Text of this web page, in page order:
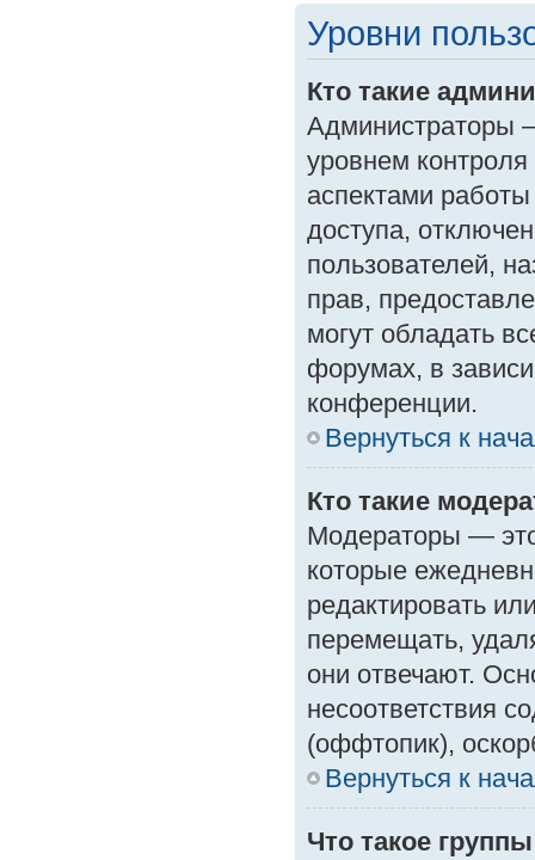
Уровни
Кто такие
Администраторы
уровнем
аспектами
доступа,
пользователей,
прав,
могут обладать
форумах, в
конференции.
Вернуться к
Кто такие
Модераторы —
которые
редактировать
перемещать,
они отвечают.
несоответствия
(оффтопик),
Вернуться к
Что такое